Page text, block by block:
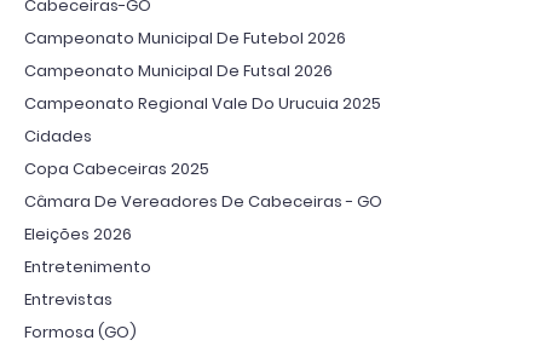
Cabeceiras-GO
Campeonato Municipal De Futebol 2026
Campeonato Municipal De Futsal 2026
Campeonato Regional Vale Do Urucuia 2025
Cidades
Copa Cabeceiras 2025
Câmara De Vereadores De Cabeceiras - GO
Eleições 2026
Entretenimento
Entrevistas
Formosa (GO)